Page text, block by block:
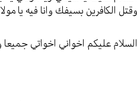
وقتل الكافرين بسيفك وانا فيه يا
السلام عليكم اخواني اخواتي جميعا